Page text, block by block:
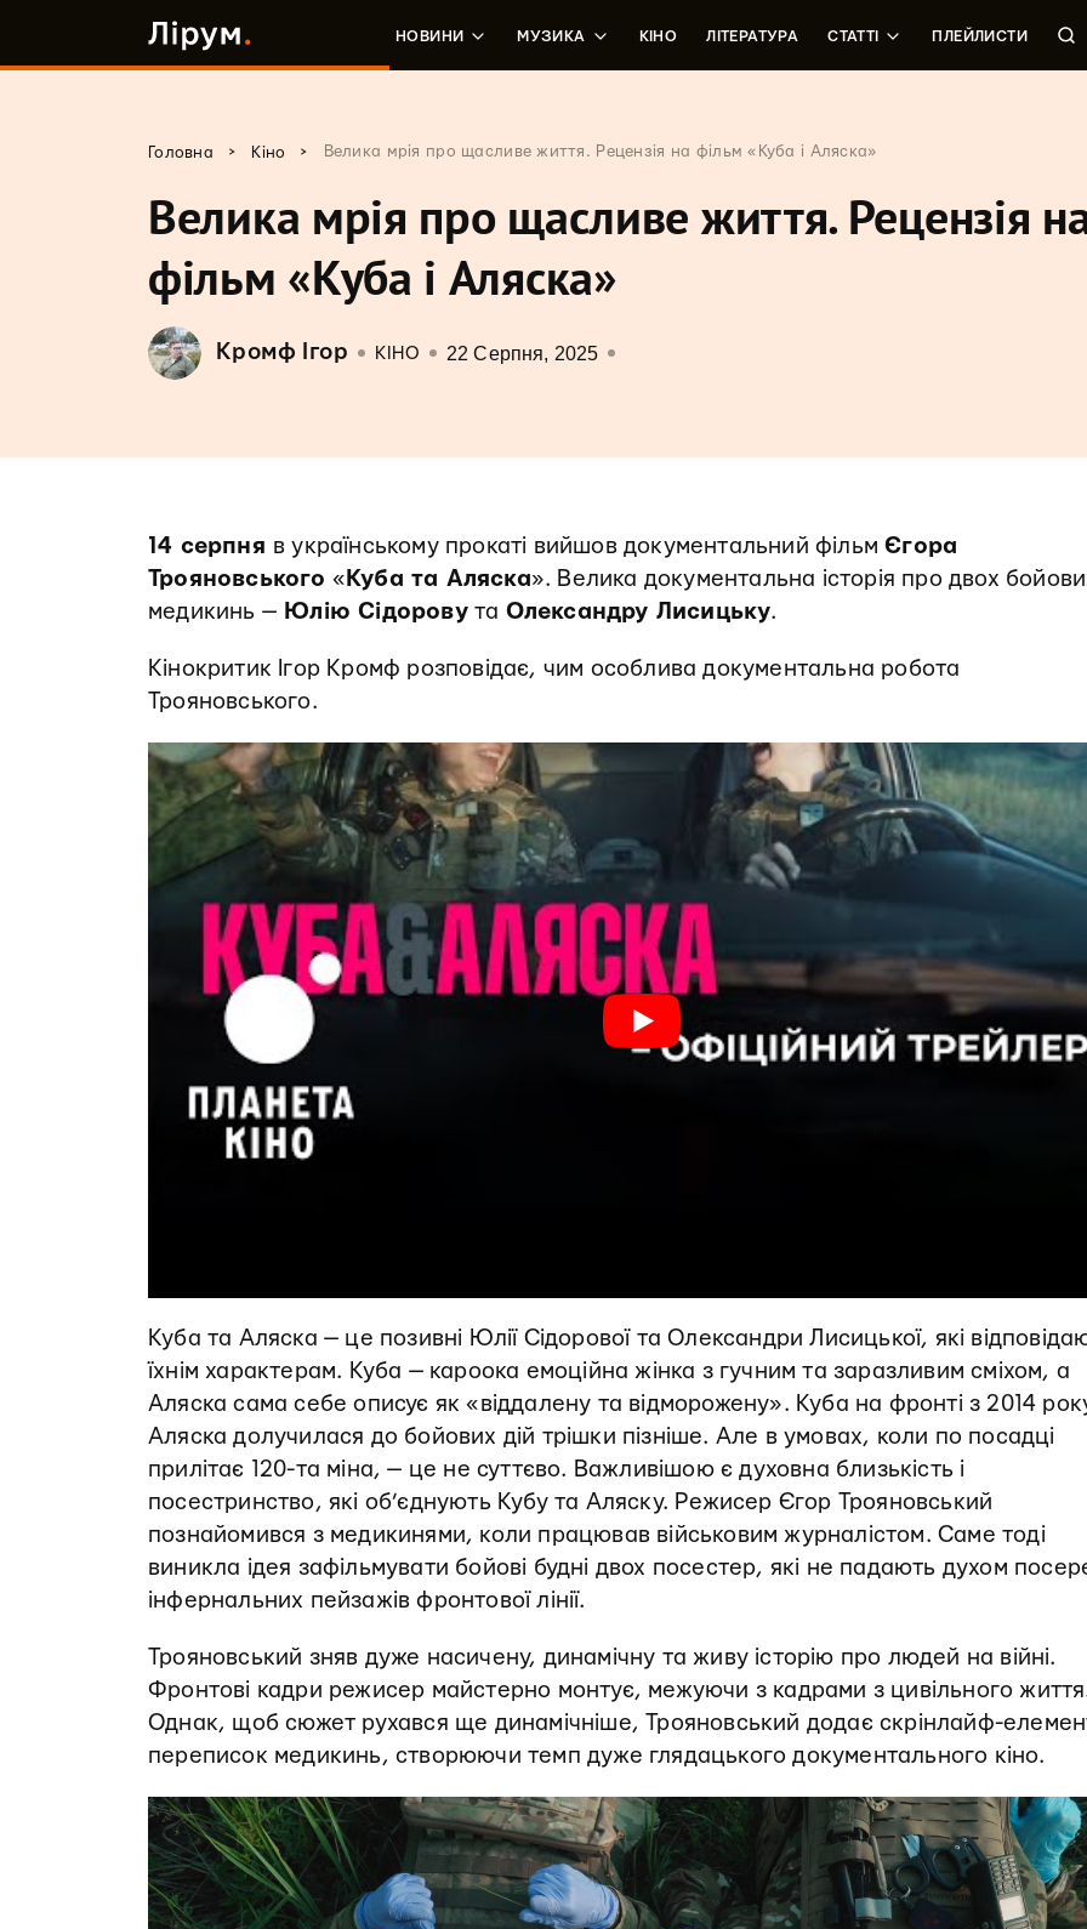
НОВИНИ МУЗИКА КІНО ЛІТЕРАТУРА СТАТТІ ПЛЕЙЛИСТИ
Головна > Кіно > Велика мрія про щасливе життя. Рецензія на фільм «Куба і Аляска»
Велика мрія про щасливе життя. Рецензія
фільм «Куба і Аляска»
Кромф Ігор КІНО 22 Серпня, 2025
14 серпня в українському прокаті вийшов документальний фільмЄгора
Трояновського « Куба та Аляска». Велика документальна історія про двох
медикинь — Юлію Сідоровута Олександру Лисицьку.
Кінокритик Ігор Кромф розповідає, чим особлива документальна робота
Трояновського.
Куба та Аляска — це позивні Юлії Сідорової та Олександри Лисицької, які
їхнім характерам. Куба — кароока емоційна жінка з гучним та заразливим сміхом, а
Аляска сама себе описує як «віддалену та відморожену». Куба на фронті з 2014
Аляска долучилася до бойових дій трішки пізніше. Але в умовах, коли по посадці
прилітає 120-та міна, — це не суттєво. Важливішою є духовна близькість і
посестринство, які об’єднують Кубу та Аляску. Режисер Єгор Трояновський
познайомився з медикинями, коли працював військовим журналістом. Саме тоді
виникла ідея зафільмувати бойові будні двох посестер, які не падають духом
інфернальних пейзажів фронтової лінії.
Трояновський зняв дуже насичену, динамічну та живу історію про людей на війні.
Фронтові кадри режисер майстерно монтує, межуючи з кадрами з цивільного
Однак, щоб сюжет рухався ще динамічніше, Трояновський додає скрінлайф-
переписок медикинь, створюючи темп дуже глядацького документального кіно.